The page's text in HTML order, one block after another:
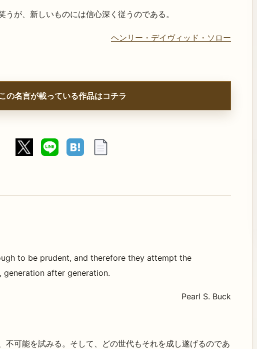
うが、新しいものには信心深く従うのである。
ヘンリー・デイヴィッド・ソロー
この名言が載っている作品はコチラ
to be prudent, and therefore they attempt the
after generation.
Pearl S. Buck
不可能を試みる。そして、どの世代もそれを成し遂げるのであ